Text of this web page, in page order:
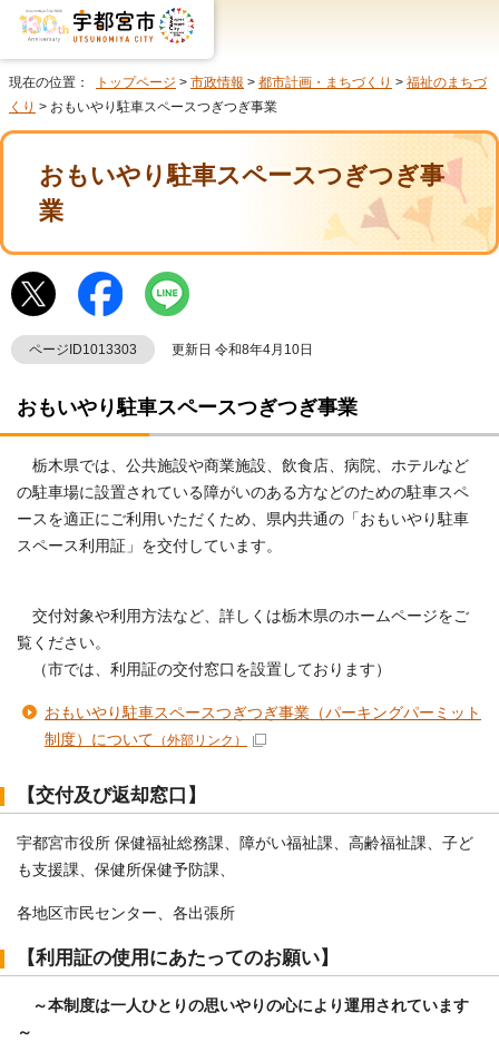
現在の位置： トップページ > 市政情報 > 都市計画・まちづくり > 福祉のまちづ
くり > おもいやり駐車スペースつぎつぎ事業
おもいやり駐車スペースつぎつぎ事
業
ページID1013303 更新日 令和8年4月10日
おもいやり駐車スペースつぎつぎ事業
栃木県では、公共施設や商業施設、飲食店、病院、ホテルなど
の駐車場に設置されている障がいのある方などのための駐車スペ
ースを適正にご利用いただくため、県内共通の「おもいやり駐車
スペース利用証」を交付しています。
交付対象や利用方法など、詳しくは栃木県のホームページをご
覧ください。
（市では、利用証の交付窓口を設置しております）
おもいやり駐車スペースつぎつぎ事業（パーキングパーミット
制度）について （外部リンク）
【交付及び返却窓口】
宇都宮市役所 保健福祉総務課、障がい福祉課、高齢福祉課、子ど
も支援課、保健所保健予防課、
各地区市民センター、各出張所
【利用証の使用にあたってのお願い】
～本制度は一人ひとりの思いやりの心により運用されています
～